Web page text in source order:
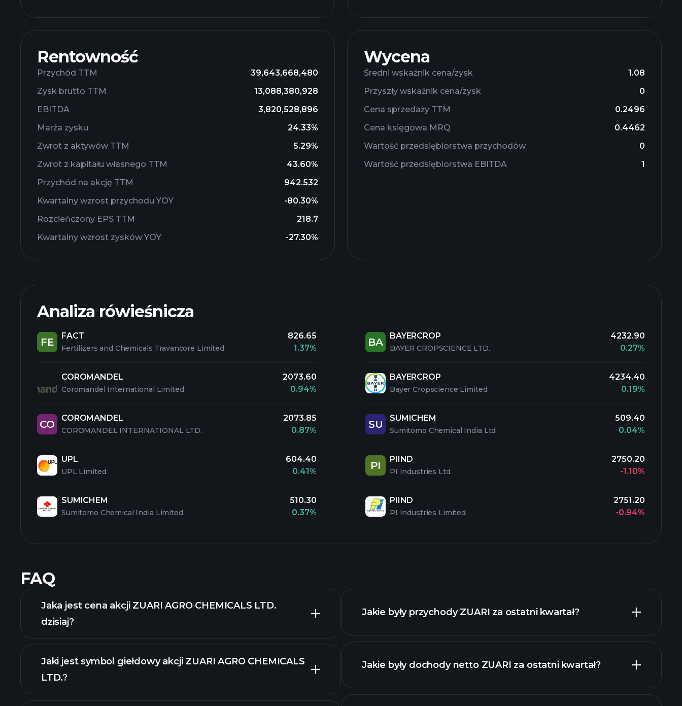
Rentowność
Przychód TTM
39,643,668,480
Zysk brutto TTM
13,088,380,928
EBITDA
3,820,528,896
Marża zysku
24.33%
Zwrot z aktywów TTM
5.29%
Zwrot z kapitału własnego TTM
43.60%
Przychód na akcję TTM
942.532
Kwartalny wzrost przychodu YOY
-80.30%
Rozcieńczony EPS TTM
218.7
Kwartalny wzrost zysków YOY
-27.30%
Wycena
Średni wskaźnik cena/zysk
1.08
Przyszły wskaźnik cena/zysk
0
Cena sprzedaży TTM
0.2496
Cena księgowa MRQ
0.4462
Wartość przedsiębiorstwa przychodów
0
Wartość przedsiębiorstwa EBITDA
1
Analiza rówieśnicza
FE
FACT
Fertilizers and Chemicals Travancore Limited
826.65
1.37%
COROMANDEL
Coromandel International Limited
2073.60
0.94%
CO
COROMANDEL
COROMANDEL INTERNATIONAL LTD.
2073.85
0.87%
UPL
UPL Limited
604.40
0.41%
SUMICHEM
Sumitomo Chemical India Limited
510.30
0.37%
BA
BAYERCROP
BAYER CROPSCIENCE LTD.
4232.90
0.27%
BAYERCROP
Bayer Cropscience Limited
4234.40
0.19%
SU
SUMICHEM
Sumitomo Chemical India Ltd
509.40
0.04%
PI
PIIND
PI Industries Ltd
2750.20
-1.10%
PIIND
PI Industries Limited
2751.20
-0.94%
FAQ
Jaka jest cena akcji ZUARI AGRO CHEMICALS LTD.
dzisiaj?
zaawansowanej wykresie
Jaki jest symbol giełdowy akcji ZUARI AGRO CHEMICALS
LTD.?
Jakie były przychody ZUARI za ostatni kwartał?
raporty finansowe ZUARI
Jakie były dochody netto ZUARI za ostatni kwartał?